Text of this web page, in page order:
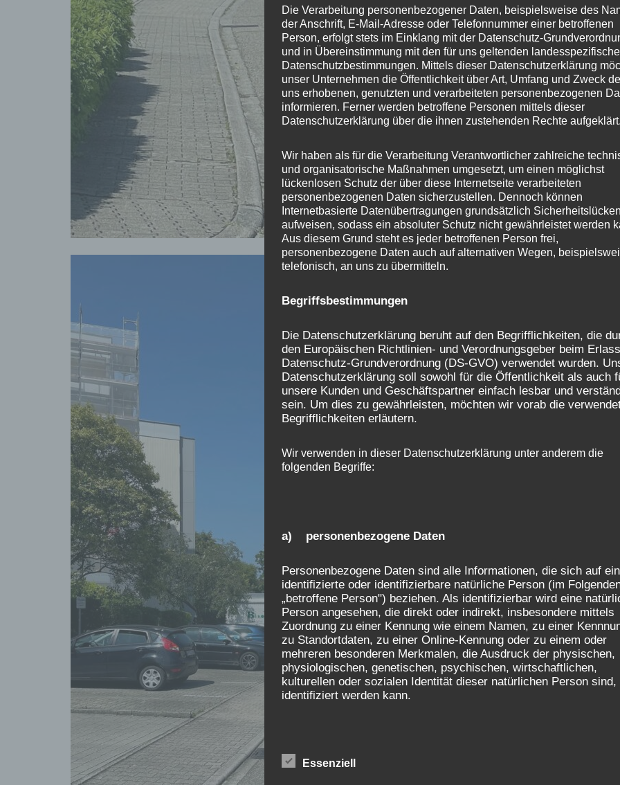
Die Verarbeitung personenbezogener Daten, beispielsweise des
der Anschrift, E-Mail-Adresse oder Telefonnummer einer betroffenen
Person, erfolgt stets im Einklang mit der Datenschutz-
und in Übereinstimmung mit den für uns geltenden
Datenschutzbestimmungen. Mittels dieser Datenschutzerklärung
unser Unternehmen die Öffentlichkeit über Art, Umfang und Zweck
uns erhobenen, genutzten und verarbeiteten personenbezogenen
informieren. Ferner werden betroffene Personen mittels dieser
Datenschutzerklärung über die ihnen zustehenden Rechte aufgeklärt.
Wir haben als für die Verarbeitung Verantwortlicher zahlreiche
und organisatorische Maßnahmen umgesetzt, um einen möglichst
lückenlosen Schutz der über diese Internetseite verarbeiteten
personenbezogenen Daten sicherzustellen. Dennoch können
Internetbasierte Datenübertragungen grundsätzlich Sicherheitslücken
aufweisen, sodass ein absoluter Schutz nicht gewährleistet werden
Aus diesem Grund steht es jeder betroffenen Person frei,
personenbezogene Daten auch auf alternativen Wegen,
telefonisch, an uns zu übermitteln.
Begriffsbestimmungen
Die Datenschutzerklärung beruht auf den Begrifflichkeiten, die
den Europäischen Richtlinien- und Verordnungsgeber beim
Datenschutz-Grundverordnung (DS-GVO) verwendet wurden.
Datenschutzerklärung soll sowohl für die Öffentlichkeit als auch
unsere Kunden und Geschäftspartner einfach lesbar und
sein. Um dies zu gewährleisten, möchten wir vorab die
Begrifflichkeiten erläutern.
Wir verwenden in dieser Datenschutzerklärung unter anderem die
folgenden Begriffe:
a) personenbezogene Daten
Personenbezogene Daten sind alle Informationen, die sich auf
identifizierte oder identifizierbare natürliche Person (im
„betroffene Person") beziehen. Als identifizierbar wird eine
Person angesehen, die direkt oder indirekt, insbesondere mittels
Zuordnung zu einer Kennung wie einem Namen, zu einer
zu Standortdaten, zu einer Online-Kennung oder zu einem oder
mehreren besonderen Merkmalen, die Ausdruck der physischen,
physiologischen, genetischen, psychischen, wirtschaftlichen,
kulturellen oder sozialen Identität dieser natürlichen Person sind,
identifiziert werden kann.
Essenziell